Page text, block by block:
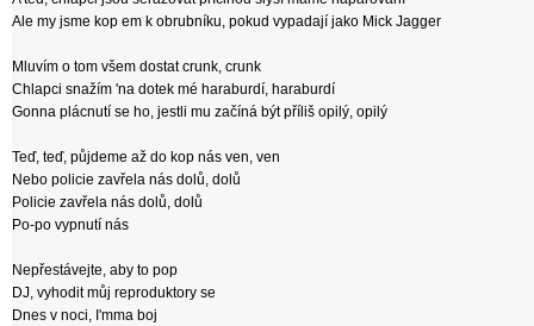
Ale my jsme kop em k obrubníku, pokud vypadají jako Mick Jagger
Mluvím o tom všem dostat crunk, crunk
Chlapci snažím 'na dotek mé haraburdí, haraburdí
Gonna plácnutí se ho, jestli mu začíná být příliš opilý, opilý
Teď, teď, půjdeme až do kop nás ven, ven
Nebo policie zavřela nás dolů, dolů
Policie zavřela nás dolů, dolů
Po-po vypnutí nás
Nepřestávejte, aby to pop
DJ, vyhodit můj reproduktory se
Dnes v noci, I'mma boj